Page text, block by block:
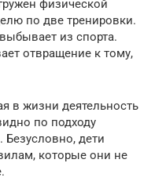
физической
по две тренировки.
из спорта.
отвращение к тому,
в жизни деятельность
по подходу
дети
которые они не